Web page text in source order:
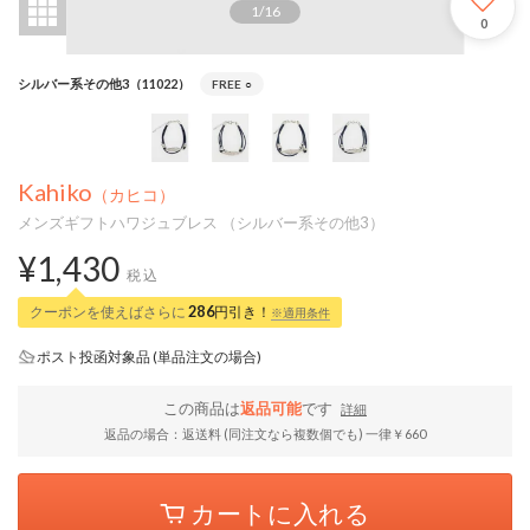
1/16
0
シルバー系その他3（11022） FREE ○
Kahiko （カヒコ）
メンズギフトハワジュブレス （シルバー系その他3）
¥1,430 税込
クーポンを使えばさらに 286円引き！ ※適用条件
ポスト投函対象品 (単品注文の場合)
この商品は返品可能です
詳細
返品の場合：返送料 (同注文なら複数個でも) 一律￥660
カートに入れる